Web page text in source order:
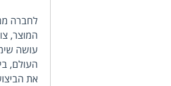
המוצר,
העולם,
את